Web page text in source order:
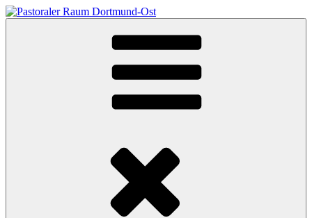
Zum
Inhalt
Heilige Schutzengel Dortmund
Herzlich willkommen auf unserer Homepage